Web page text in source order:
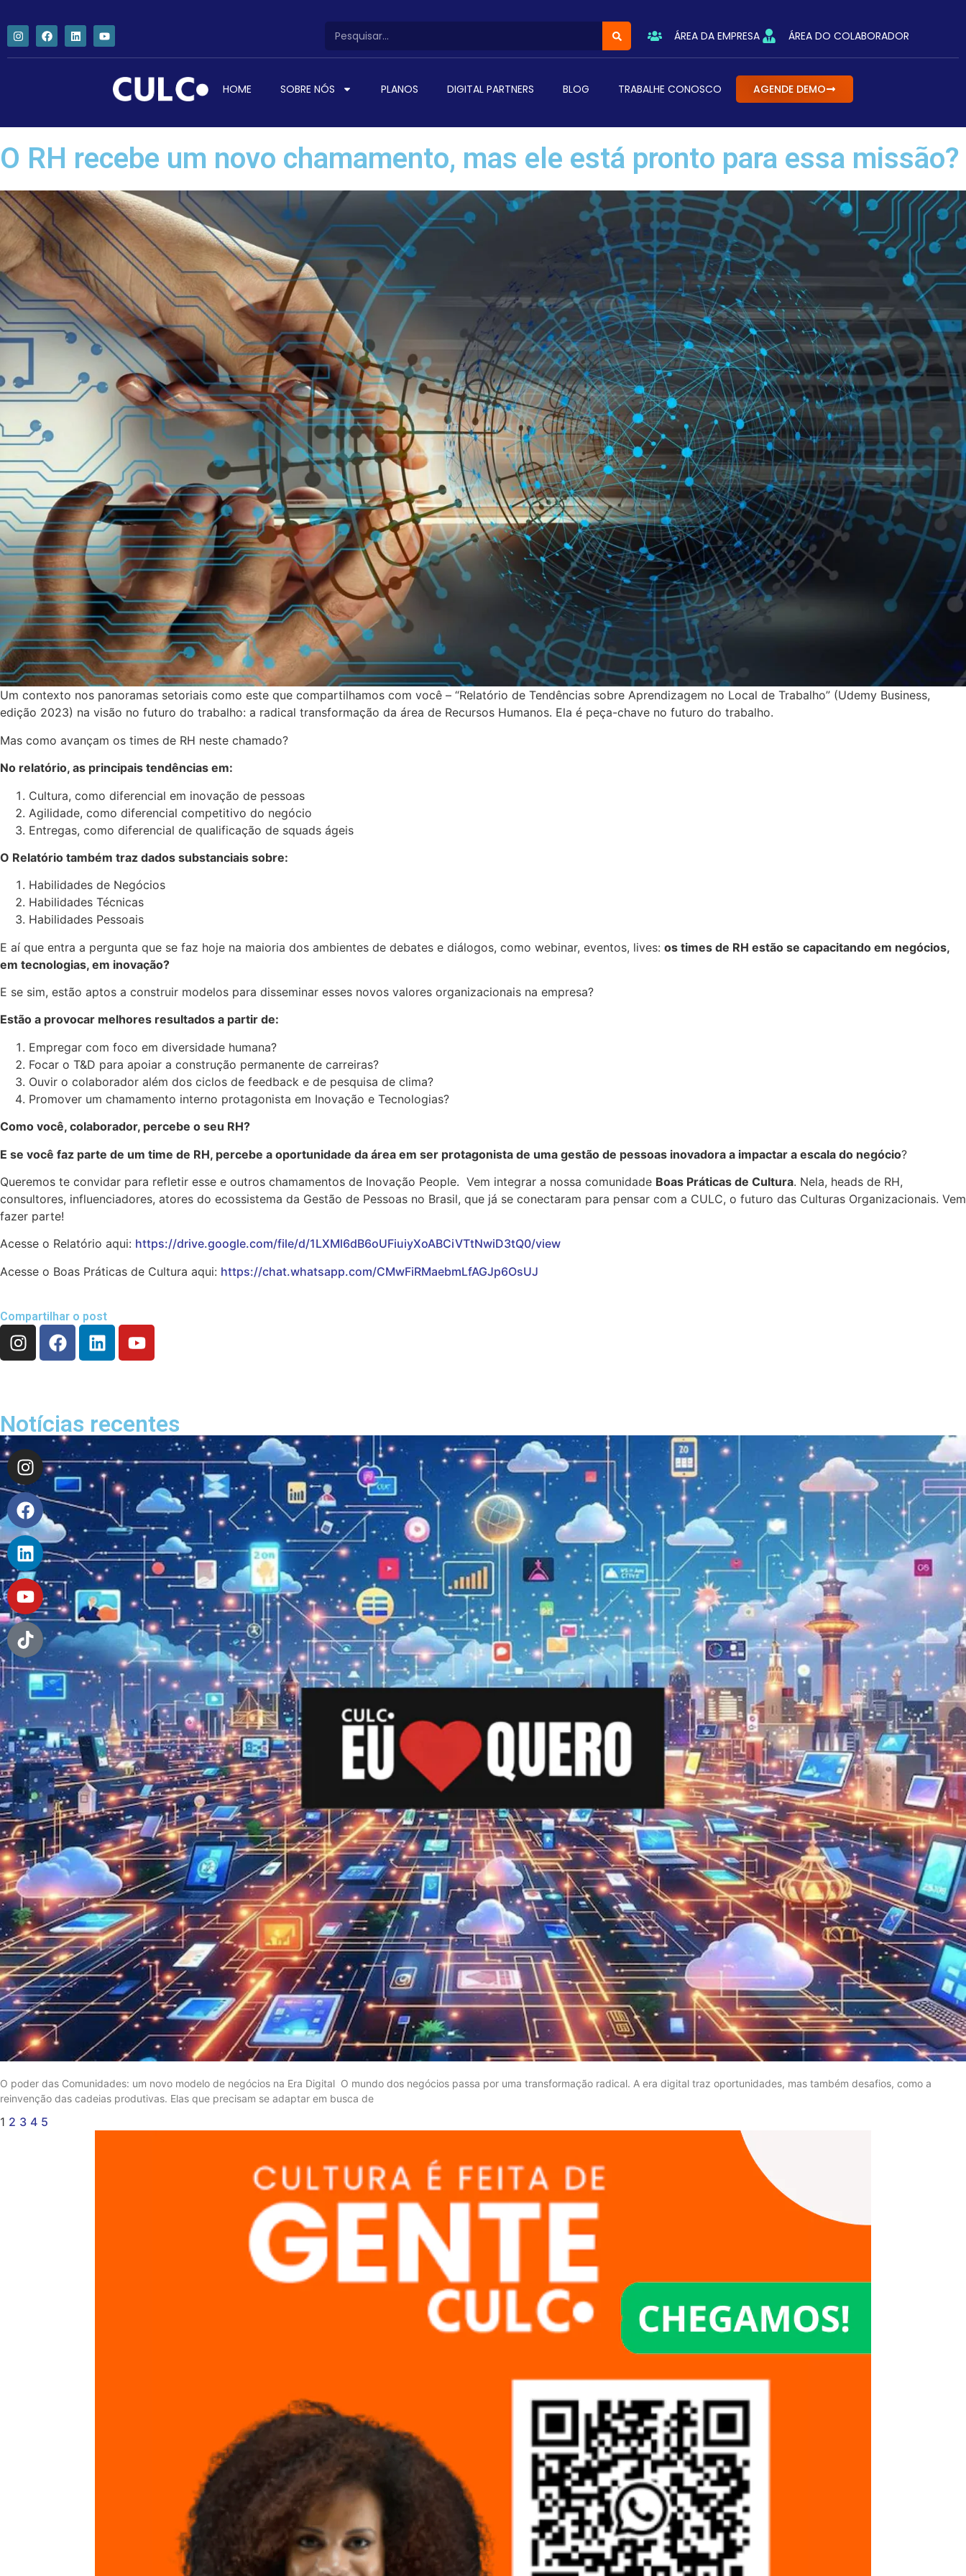
ÁREA DA EMPRESA ÁREA DO COLABORADOR
HOME SOBRE NÓS PLANOS DIGITAL PARTNERS BLOG TRABALHE CONOSCO AGENDE DEMO
O RH recebe um novo chamamento, mas ele está pronto para essa missão?
Um contexto nos panoramas setoriais como este que compartilhamos com você – “Relatório de Tendências sobre Aprendizagem no Local de Trabalho” (Udemy Business,
edição 2023) na visão no futuro do trabalho: a radical transformação da área de Recursos Humanos. Ela é peça-chave no futuro do trabalho.
Mas como avançam os times de RH neste chamado?
No relatório, as principais tendências em:
Cultura, como diferencial em inovação de pessoas
Agilidade, como diferencial competitivo do negócio
Entregas, como diferencial de qualificação de squads ágeis
O Relatório também traz dados substanciais sobre:
Habilidades de Negócios
Habilidades Técnicas
Habilidades Pessoais
E aí que entra a pergunta que se faz hoje na maioria dos ambientes de debates e diálogos, como webinar, eventos, lives: os times de RH estão se capacitando em negócios,
em tecnologias, em inovação?
E se sim, estão aptos a construir modelos para disseminar esses novos valores organizacionais na empresa?
Estão a provocar melhores resultados a partir de:
Empregar com foco em diversidade humana?
Focar o T&D para apoiar a construção permanente de carreiras?
Ouvir o colaborador além dos ciclos de feedback e de pesquisa de clima?
Promover um chamamento interno protagonista em Inovação e Tecnologias?
Como você, colaborador, percebe o seu RH?
E se você faz parte de um time de RH, percebe a oportunidade da área em ser protagonista de uma gestão de pessoas inovadora a impactar a escala do negócio?
Queremos te convidar para refletir esse e outros chamamentos de Inovação People. Vem integrar a nossa comunidade Boas Práticas de Cultura. Nela, heads de RH,
consultores, influenciadores, atores do ecossistema da Gestão de Pessoas no Brasil, que já se conectaram para pensar com a CULC, o futuro das Culturas Organizacionais. Vem
fazer parte!
Acesse o Relatório aqui: https://drive.google.com/file/d/1LXMl6dB6oUFiuiyXoABCiVTtNwiD3tQ0/view
Acesse o Boas Práticas de Cultura aqui: https://chat.whatsapp.com/CMwFiRMaebmLfAGJp6OsUJ
Compartilhar o post
Notícias recentes
O poder das Comunidades: um novo modelo de negócios na Era Digital O mundo dos negócios passa por uma transformação radical. A era digital traz oportunidades, mas também desafios, como a
reinvenção das cadeias produtivas. Elas que precisam se adaptar em busca de
1 2 3 4 5